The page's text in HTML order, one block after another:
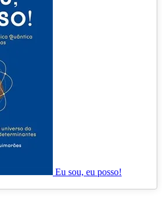
Eu sou, eu posso!